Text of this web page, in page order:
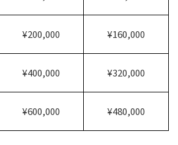
¥200,000 ¥160,000
¥400,000 ¥320,000
¥600,000 ¥480,000